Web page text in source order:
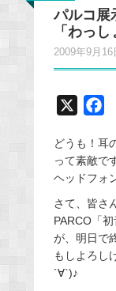
パルコ展
「わっ
2009年9月16
c
e
b
o
o
k
どうも！耳
って素敵で
ヘッドフォ
さて、皆さ
PARCO「
が、明日で
もしよろし
´∀`)♪